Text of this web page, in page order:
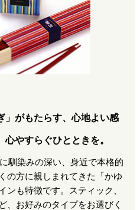
」がもたらす、心地よい感
やすらぐひとときを。
馴染みの深い、身近で本格的
の方に親しまれてきた「かゆ
ンも特徴です。スティック、
、お好みのタイプをお選びく